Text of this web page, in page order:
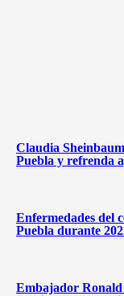
Claudia
Puebla y refrenda
Enfermedades del
Puebla durante
Embajador Ronald